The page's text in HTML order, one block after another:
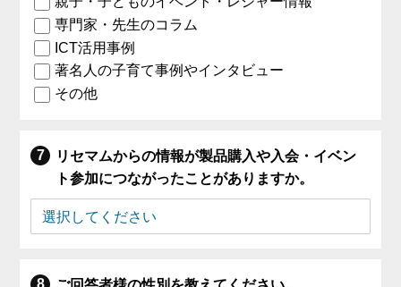
専門家・先生のコラム
ICT活用事例
著名人の子育て事例やインタビュー
その他
リセマムからの情報が製品購入や入会・イベン
ト参加につながったことがありますか。